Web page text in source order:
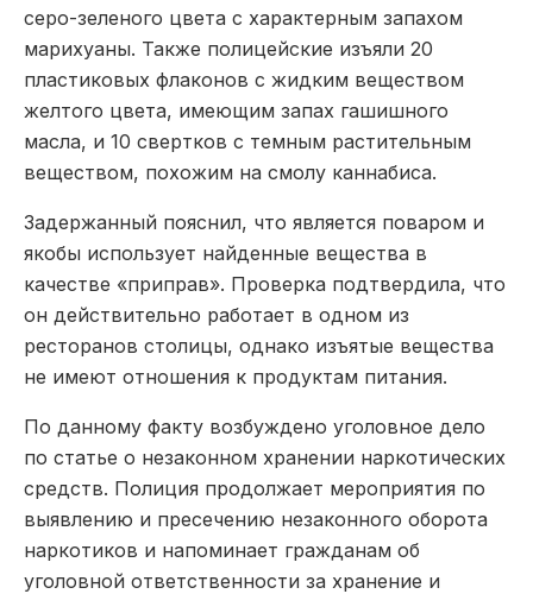
серо-зеленого цвета с характерным запахом
марихуаны. Также полицейские изъяли 20
пластиковых флаконов с жидким веществом
желтого цвета, имеющим запах гашишного
масла, и 10 свертков с темным растительным
веществом, похожим на смолу каннабиса.
Задержанный пояснил, что является поваром и
якобы использует найденные вещества в
качестве «приправ». Проверка подтвердила, что
он действительно работает в одном из
ресторанов столицы, однако изъятые вещества
не имеют отношения к продуктам питания.
По данному факту возбуждено уголовное дело
по статье о незаконном хранении наркотических
средств. Полиция продолжает мероприятия по
выявлению и пресечению незаконного оборота
наркотиков и напоминает гражданам об
уголовной ответственности за хранение и